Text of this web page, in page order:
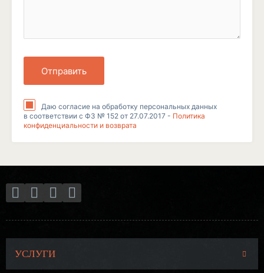
Отправить
Даю согласие на обработку персональных данных
в соответствии с ФЗ № 152 от 27.07.2017 - Политика
конфиденциальности и возврата
УСЛУГИ